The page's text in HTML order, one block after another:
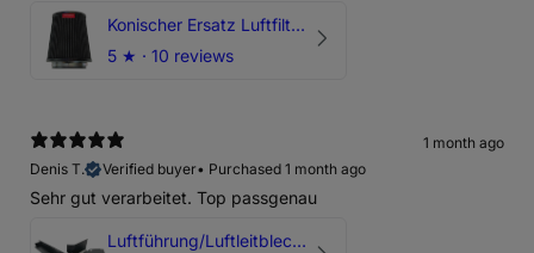
Konischer Ersatz Luftfilter Pilz - 4" & 5" Offene Ansaugung
5 ★ · 10 reviews
1 month ago
Denis T.
Verified buyer• Purchased 1 month ago
Sehr gut verarbeitet. Top passgenau
Luftführung/Luftleitblech 5" 125mm offene Ansaugung HPerformance